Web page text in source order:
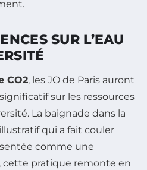
SUR L’EAU
CO2, les JO de Paris auront
sur les ressources
La baignade dans la
qui a fait couler
comme une
cette pratique remonte en